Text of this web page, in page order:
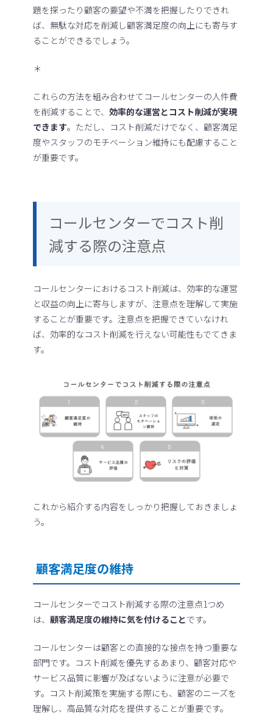
題を探ったり顧客の要望や不満を把握したりできれ
ば、無駄な対応を削減し顧客満足度の向上にも寄与す
ることができるでしょう。
＊
これらの方法を組み合わせてコールセンターの人件費
を削減することで、効率的な運営とコスト削減が実現
できます。ただし、コスト削減だけでなく、顧客満足
度やスタッフのモチベーション維持にも配慮すること
が重要です。
コールセンターでコスト削
減する際の注意点
コールセンターにおけるコスト削減は、効率的な運営
と収益の向上に寄与しますが、注意点を理解して実施
することが重要です。注意点を把握できていなけれ
ば、効率的なコスト削減を行えない可能性もでてきま
す。
これから紹介する内容をしっかり把握しておきましょ
う。
顧客満足度の維持
コールセンターでコスト削減する際の注意点1つめ
は、顧客満足度の維持に気を付けることです。
コールセンターは顧客との直接的な接点を持つ重要な
部門です。コスト削減を優先するあまり、顧客対応や
サービス品質に影響が及ばないように注意が必要で
す。コスト削減策を実施する際にも、顧客のニーズを
理解し、高品質な対応を提供することが重要です。